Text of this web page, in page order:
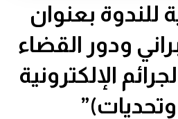
للندوة بعنوان
ودور القضاء
الإلكترونية